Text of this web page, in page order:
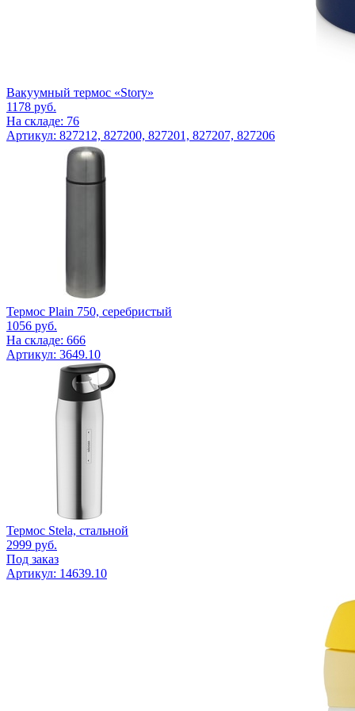
Вакуумный термос «Story»
1178 руб.
На складе: 76
Артикул: 827212, 827200, 827201, 827207, 827206
Термос Plain 750, серебристый
1056 руб.
На складе: 666
Артикул: 3649.10
Термос Stela, стальной
2999 руб.
Под заказ
Артикул: 14639.10